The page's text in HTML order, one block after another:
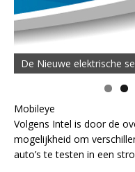
De Nieuwe elektrische
Mobileye
Volgens Intel is door de
mogelijkheid om
auto’s te testen in een